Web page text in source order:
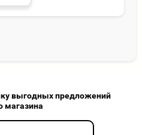
выгодных предложений
магазина